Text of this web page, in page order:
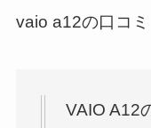
vaio a12の口コミ
VAIO A12